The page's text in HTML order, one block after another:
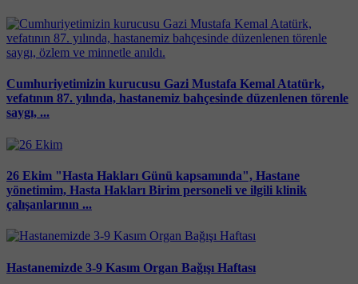
Cumhuriyetimizin kurucusu Gazi Mustafa Kemal Atatürk,
vefatının 87. yılında, hastanemiz bahçesinde düzenlenen törenle
saygı, ...
26 Ekim "Hasta Hakları Günü kapsamında", Hastane
yönetimim, Hasta Hakları Birim personeli ve ilgili klinik
çalışanlarının ...
Hastanemizde 3-9 Kasım Organ Bağışı Haftası